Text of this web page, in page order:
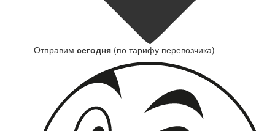
Отправим сегодня (по тарифу перевозчика)